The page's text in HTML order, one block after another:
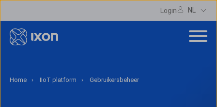
Login NL
Home IIoT platform Gebruikersbeheer